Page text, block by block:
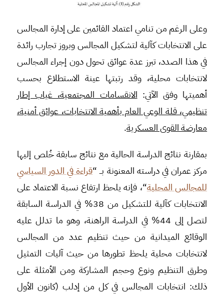
وعلى الرغم من تنامي اعتماد القائمين على إدارة المجالس
على الانتخابات كآلية لتشكيل المجالس وبروز تجارب رائدة
في هذا الصدد، تبرز عدة عوائق تحول دون إجراء المجالس
لانتخابات محلية، وقد رتبتها عينة الاستطلاع بحسب
أهميتها وفق الآتي: الانقسامات المجتمعية، غياب إطار
تنظيمي، قلة الوعي العام بأهمية الانتخابات، عوائق أمنية،
معارضة القوى العسكرية.
بمقارنة نتائج الدراسة الحالية مع نتائج سابقة خُلص إليها
مركز عمران في دراسته المعنونة بــ “قراءة في الدور السياسي
للمجالس المحلية“، فإنه يلحظ ارتفاع نسبة الاعتماد على
الانتخابات كآلية للتشكيل من 38% في الدراسة السابقة
لتصل إلى 44% في الدراسة الراهنة، وهو ما تدلل عليه
الوقائع الميدانية من حيث تنظيم عدد من المجالس
لانتخابات محلية يلحظ تطورها من حيث آليات التمثيل
وطرق التنظيم ونوع وحجم المشاركة ومن الأمثلة على
ذلك: انتخابات المجالس في كل من إدلب (كانون الأول